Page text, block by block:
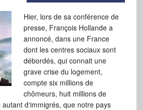
Hier, lors de sa conférence de
presse, François Hollande a
annoncé, dans une France
dont les centres sociaux sont
débordés, qui connait une
grave crise du logement,
compte six millions de
chômeurs, huit millions de
d‘immigrés, que notre pays